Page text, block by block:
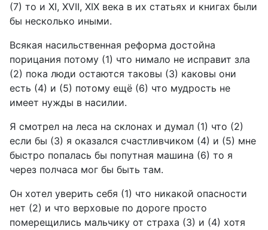
(7) то и ХI, ХVII, XIX века в их статьях и книгах были
бы несколько иными.
Всякая насильственная реформа достойна
порицания потому (1) что нимало не исправит зла
(2) пока люди остаются таковы (3) каковы они
есть (4) и (5) потому ещё (6) что мудрость не
имеет нужды в насилии.
Я смотрел на леса на склонах и думал (1) что (2)
если бы (3) я оказался счастливчиком (4) и (5) мне
быстро попалась бы попутная машина (6) то я
через полчаса мог бы быть там.
Он хотел уверить себя (1) что никакой опасности
нет (2) и что верховые по дороге просто
померещились мальчику от страха (3) и (4) хотя